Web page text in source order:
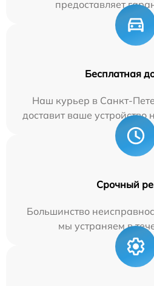
предоставляет
Бесплатная
Наш курьер в Санкт-
доставит ваше устройство
Срочный
Большинство
мы устраняем в